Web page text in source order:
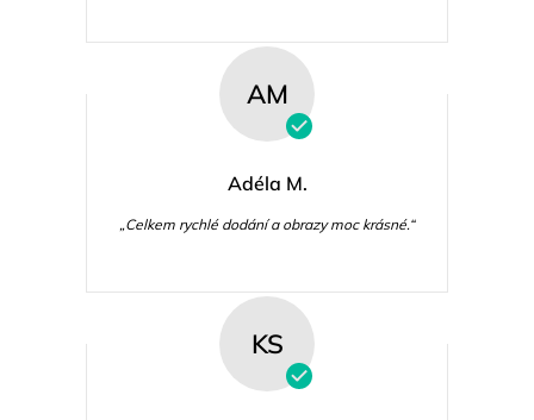
AM
Adéla M.
„Celkem rychlé dodání a obrazy moc krásné.“
KS